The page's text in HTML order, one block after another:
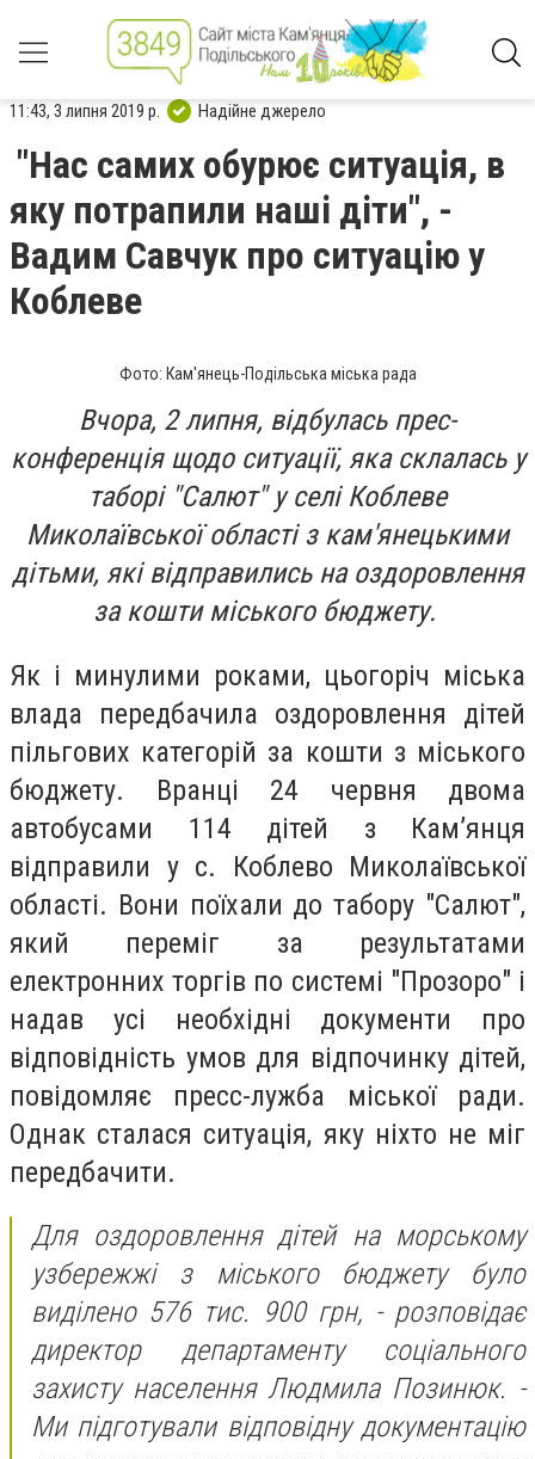
11:43, 3 липня 2019 р. Надійне джерело
"Нас самих обурює ситуація, в
яку потрапили наші діти", -
Вадим Савчук про ситуацію у
Коблеве
Фото: Кам'янець-Подільська міська рада
Вчора, 2 липня, відбулась прес-
конференція щодо ситуації, яка склалась у
таборі "Салют" у селі Коблеве
Миколаївської області з кам'янецькими
дітьми, які відправились на оздоровлення
за кошти міського бюджету.
Як і минулими роками, цьогоріч міська
влада передбачила оздоровлення дітей
пільгових категорій за кошти з міського
бюджету. Вранці 24 червня двома
автобусами 114 дітей з Кам’янця
відправили у с. Коблево Миколаївської
області. Вони поїхали до табору "Салют",
який переміг за результатами
електронних торгів по системі "Прозоро" і
надав усі необхідні документи про
відповідність умов для відпочинку дітей,
повідомляє пресс-лужба міської ради.
Однак сталася ситуація, яку ніхто не міг
передбачити.
Для оздоровлення дітей на морському
узбережжі з міського бюджету було
виділено 576 тис. 900 грн, - розповідає
директор департаменту соціального
захисту населення Людмила Позинюк. -
Ми підготували відповідну документацію